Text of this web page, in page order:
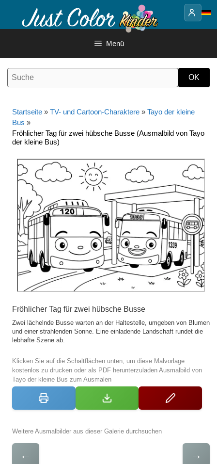
Inhalt
Menü
Startseite » TV- und Cartoon-Charaktere » Tayo der kleine
Bus »
Fröhlicher Tag für zwei hübsche Busse (Ausmalbild von Tayo
der kleine Bus)
Fröhlicher Tag für zwei hübsche Busse
Zwei lächelnde Busse warten an der Haltestelle, umgeben von Blumen
und einer strahlenden Sonne. Eine einladende Landschaft rundet die
lebhafte Szene ab.
Klicken Sie auf die Schaltflächen unten, um diese Malvorlage
kostenlos zu drucken oder als PDF herunterzuladen Ausmalbild von
Tayo der kleine Bus zum Ausmalen
Weitere Ausmalbilder aus dieser Galerie durchsuchen
← →